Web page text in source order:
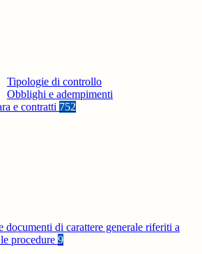
Tipologie di controllo
Obblighi e adempimenti
e contratti 752
documenti di carattere generale riferiti a
procedure 9